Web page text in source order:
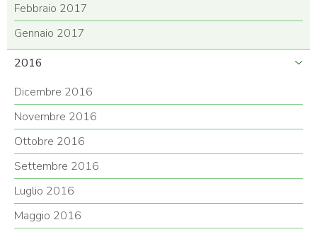
Febbraio 2017
Gennaio 2017
2016
Dicembre 2016
Novembre 2016
Ottobre 2016
Settembre 2016
Luglio 2016
Maggio 2016